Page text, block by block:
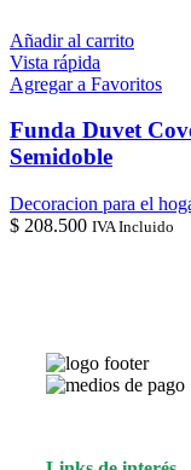
Añadir al carrito
Vista rápida
Agregar a Favoritos
Funda Duvet
Semidoble
Decoracion para el
$ 208.500 IVA Incluido